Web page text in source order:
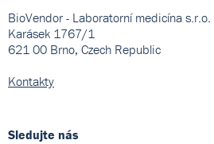
BioVendor - Laboratorní medicína s.r.o.
Karásek 1767/1
621 00 Brno, Czech Republic
Kontakty
Sledujte nás